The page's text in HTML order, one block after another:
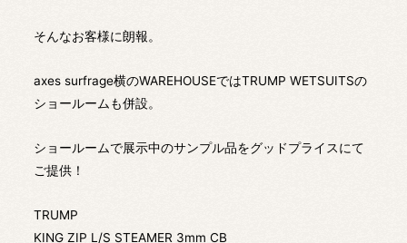
そんなお客様に朗報。
axes surfrage横のWAREHOUSEではTRUMP WETSUITSの
ショールームも併設。
ショールームで展示中のサンプル品をグッドプライスにて
ご提供！
TRUMP
KING ZIP L/S STEAMER 3mm CB